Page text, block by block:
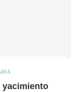
yacimiento